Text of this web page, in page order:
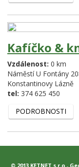
Kafíčko &
Vzdálenost: 0 km
Náměstí U Fontány
Konstantinovy Lázně
tel: 374 625 450
PODROBNOSTI
© 2013 KETNET s.r.o.,